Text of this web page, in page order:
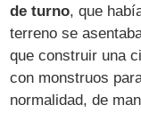
de turno, que
terreno se
que construir una
con monstruos
normalidad, de